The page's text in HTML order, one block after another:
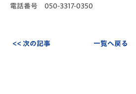
電話番号 050-3317-0350
<< 次の記事 一覧へ戻る